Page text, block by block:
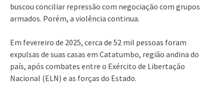
buscou conciliar repressão com negociação com grupos
armados. Porém, a violência continua.
Em fevereiro de 2025, cerca de 52 mil pessoas foram
expulsas de suas casas em Catatumbo, região andina do
país, após combates entre o Exército de Libertação
Nacional (ELN) e as forças do Estado.